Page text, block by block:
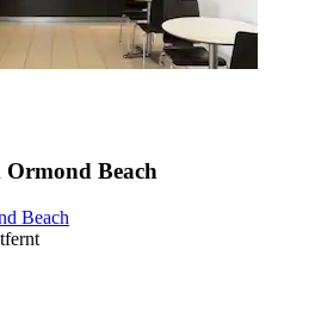
Beach
Beach